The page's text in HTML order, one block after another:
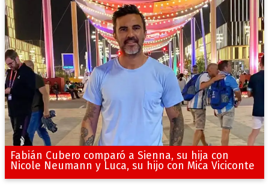
Fabián Cubero comparó a Sienna, su hija con
Nicole Neumann y Luca, su hijo con Mica Viciconte